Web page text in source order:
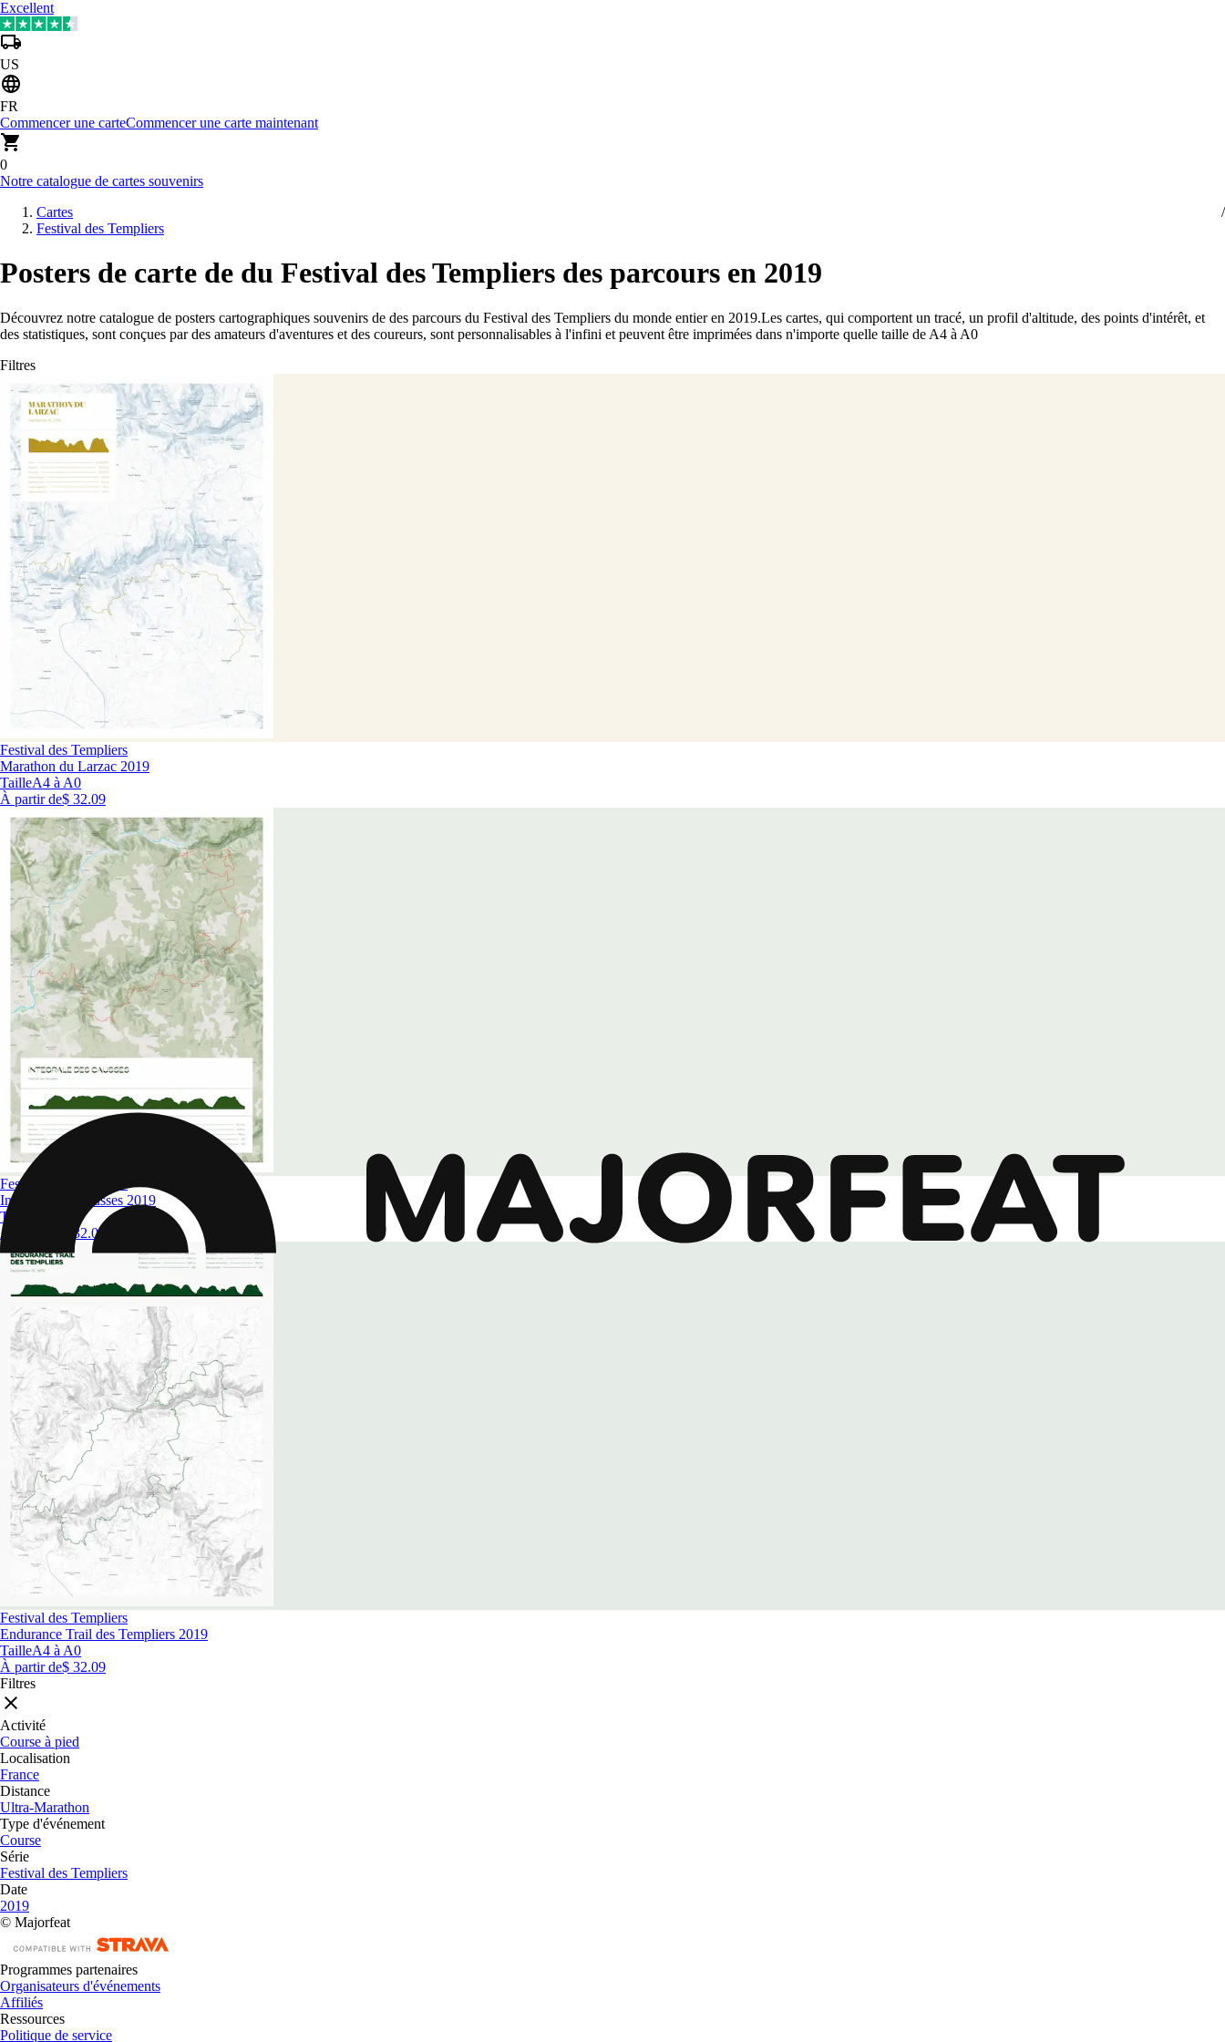
Excellent
US
FR
Commencer une carteCommencer une carte maintenant
0
Notre catalogue de cartes souvenirs
Cartes
Festival des Templiers
Posters de carte de du Festival des Templiers des parcours en 2019
Découvrez notre catalogue de posters cartographiques souvenirs de des parcours du Festival des Templiers du monde entier en 2019.Les cartes, qui comportent un tracé, un profil d'altitude, des points d'intérêt, et
des statistiques, sont conçues par des amateurs d'aventures et des coureurs, sont personnalisables à l'infini et peuvent être imprimées dans n'importe quelle taille de A4 à A0
Filtres
Festival des Templiers
Marathon du Larzac 2019
TailleA4 à A0
À partir de$ 32.09
Festival des Templiers
Intégrale des Causses 2019
Taille
À partir de
$ 32.09
Festival des Templiers
Endurance Trail des Templiers 2019
TailleA4 à A0
À partir de$ 32.09
Filtres
Activité
Course à pied
Localisation
France
Distance
Ultra-Marathon
Type d'événement
Course
Série
Festival des Templiers
Date
2019
© Majorfeat
Programmes partenaires
Organisateurs d'événements
Affiliés
Ressources
Politique de service